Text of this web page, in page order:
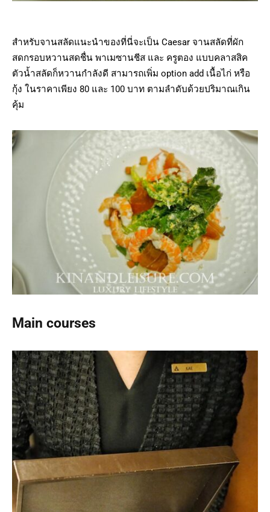
สำหรับจานสลัดแนะนำของที่นี่จะเป็น Caesar จานสลัดที่ผัก
สดกรอบหวานสดชื่น พาเมซานชีส และ ครูตอง แบบคลาสสิค
ตัวน้ำสลัดก็หวานกำลังดี สามารถเพิ่ม option add เนื้อไก่ หรือ
กุ้ง ในราคาเพียง 80 และ 100 บาท ตามลำดับด้วยปริมาณเกิน
คุ้ม
Main courses